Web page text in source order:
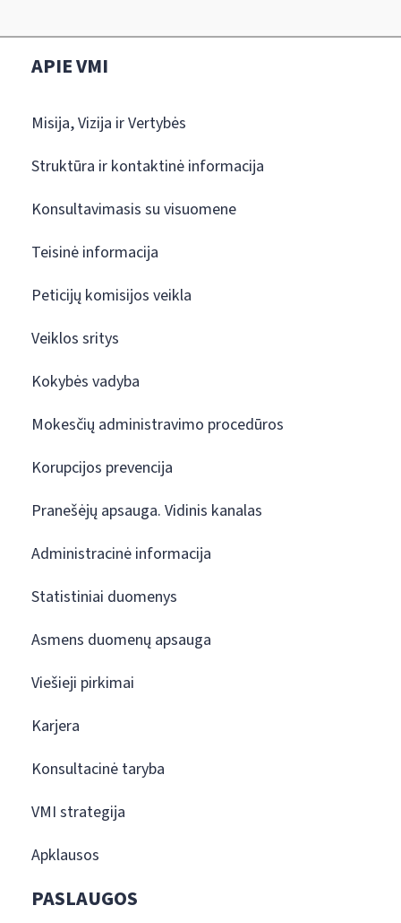
APIE VMI
Misija, Vizija ir Vertybės
Struktūra ir kontaktinė informacija
Konsultavimasis su visuomene
Teisinė informacija
Peticijų komisijos veikla
Veiklos sritys
Kokybės vadyba
Mokesčių administravimo procedūros
Korupcijos prevencija
Pranešėjų apsauga. Vidinis kanalas
Administracinė informacija
Statistiniai duomenys
Asmens duomenų apsauga
Viešieji pirkimai
Karjera
Konsultacinė taryba
VMI strategija
Apklausos
PASLAUGOS